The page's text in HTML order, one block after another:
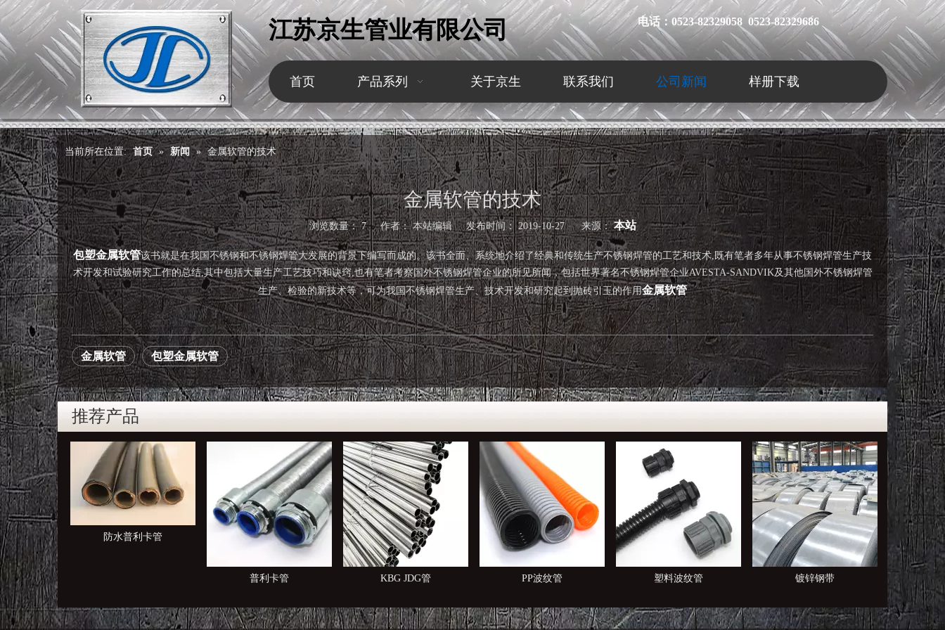
江苏京生管业有限公司 电话：0523-82329058 0523-82329686
首页 产品系列 关于京生 联系我们 公司新闻 样册下载
当前所在位置: 首页 » 新闻 » 金属软管的技术
金属软管的技术
浏览数量：7作者： 本站编辑 发布时间： 2019-10-27 来源：本站
["wechat","weibo","qzone","douban","email"]
包塑金属软管该书就是在我国不锈钢和不锈钢焊管大发展的背景下编写而成的。该书全面、系统地介绍了经典和传统生产不锈钢焊管的工艺和技术,既有笔者多年从事不锈钢焊管生产技
术开发和试验研究工作的总结,其中包括大量生产工艺技巧和诀窍,也有笔者考察国外不锈钢焊管企业的所见所闻，包括世界著名不锈钢焊管企业AVESTA-SANDVIK及其他国外不锈钢焊管
生产、检验的新技术等，可为我国不锈钢焊管生产、技术开发和研究起到抛砖引玉的作用金属软管
金属软管 包塑金属软管
推荐产品
卡管
KBG JDG管 PP波纹管 塑料波纹管 镀锌钢带 电缆桥架